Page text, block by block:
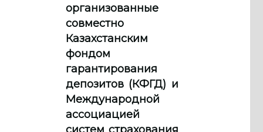
организованные
совместно
Казахстанским
фондом
гарантирования
депозитов (КФГД) и
Международной
ассоциацией